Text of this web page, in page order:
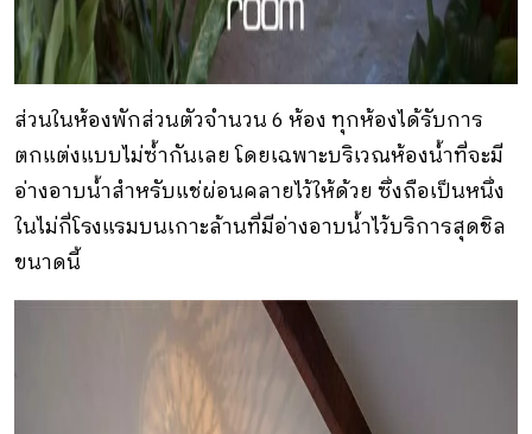
ส่วนในห้องพักส่วนตัวจำนวน 6 ห้อง ทุกห้องได้รับการ
ตกแต่งแบบไม่ซ้ำกันเลย โดยเฉพาะบริเวณห้องน้ำที่จะมี
อ่างอาบน้ำสำหรับแช่ผ่อนคลายไว้ให้ด้วย ซึ่งถือเป็นหนึ่ง
ในไม่กี่โรงแรมบนเกาะล้านที่มีอ่างอาบน้ำไว้บริการสุดชิล
ขนาดนี้